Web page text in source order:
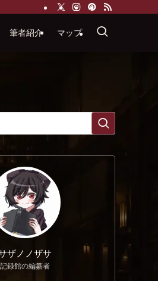
筆者紹介 マップ
ザノノザサ
記録館の編纂者